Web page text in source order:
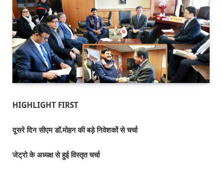
HIGHLIGHT FIRST
दूसरे दिन सीएम डॉ.मोहन की बड़े निवेशकों से चर्चा
जेट्रो के अध्यक्ष से हुई विस्तृत चर्चा